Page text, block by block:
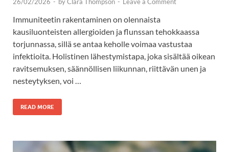
Immuniteetin rakentaminen on olennaista
kausiluonteisten allergioiden ja flunssan tehokkaassa
torjunnassa, sillä se antaa keholle voimaa vastustaa
infektioita. Holistinen lähestymistapa, joka sisältää oikean
ravitsemuksen, säännöllisen liikunnan, riittävän unen ja
nesteytyksen, voi …
READ MORE